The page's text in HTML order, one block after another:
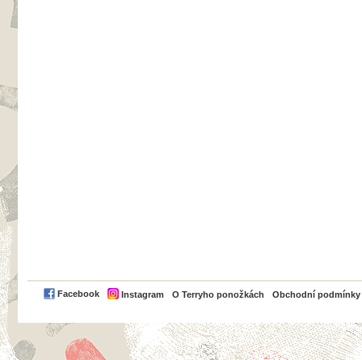
Facebook Instagram O Terryho ponožkách Obchodní podmínky
PayPal